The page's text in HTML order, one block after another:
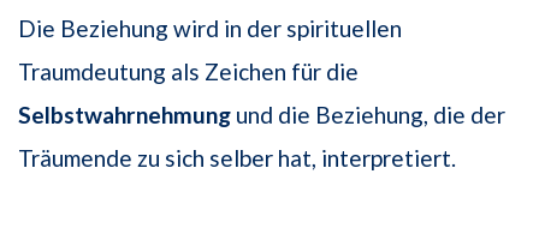
Die Beziehung wird in der spirituellen
Traumdeutung als Zeichen für die
Selbstwahrnehmung und die Beziehung, die der
Träumende zu sich selber hat, interpretiert.